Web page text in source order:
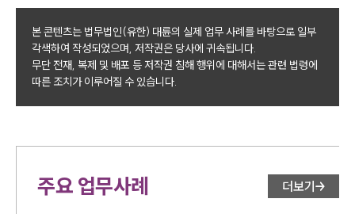
대륜법률상담예약
대륜법률상담예약
본 콘텐츠는 법무법인(유한) 대륜의 실제 업무 사례를 바탕으로 일부
각색하여 작성되었으며, 저작권은 당사에 귀속됩니다.
무단 전재, 복제 및 배포 등 저작권 침해 행위에 대해서는 관련 법령에
따른 조치가 이루어질 수 있습니다.
주요 업무사례 더보기